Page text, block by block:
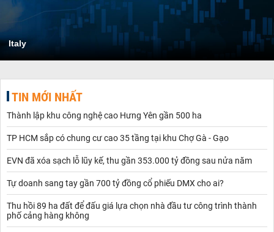
Italy
TIN MỚI NHẤT
Thành lập khu công nghệ cao Hưng Yên gần 500 ha
TP HCM sắp có chung cư cao 35 tầng tại khu Chợ Gà - Gạo
EVN đã xóa sạch lỗ lũy kế, thu gần 353.000 tỷ đồng sau nửa năm
Tự doanh sang tay gần 700 tỷ đồng cổ phiếu DMX cho ai?
Thu hồi 89 ha đất để đấu giá lựa chọn nhà đầu tư công trình thành
phố cảng hàng không